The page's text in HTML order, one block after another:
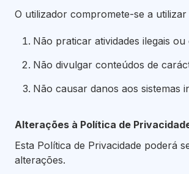
O utilizador compromete-se a
Não praticar atividades ilegais
Não divulgar conteúdos de
Não causar danos aos sistemas
Alterações à Política de
Esta Política de Privacidade poderá
alterações.